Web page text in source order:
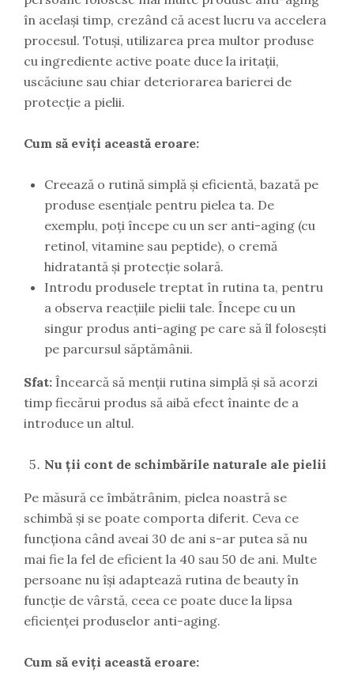
în același timp, crezând că acest lucru va accelera
procesul. Totuși, utilizarea prea multor produse
cu ingrediente active poate duce la iritații,
uscăciune sau chiar deteriorarea barierei de
protecție a pielii.
Cum să eviți această eroare:
Creează o rutină simplă și eficientă, bazată pe
produse esențiale pentru pielea ta. De
exemplu, poți începe cu un ser anti-aging (cu
retinol, vitamine sau peptide), o cremă
hidratantă și protecție solară.
Introdu produsele treptat în rutina ta, pentru
a observa reacțiile pielii tale. Începe cu un
singur produs anti-aging pe care să îl folosești
pe parcursul săptămânii.
Sfat: Încearcă să menții rutina simplă și să acorzi
timp fiecărui produs să aibă efect înainte de a
introduce un altul.
Nu ții cont de schimbările naturale ale pielii
Pe măsură ce îmbătrânim, pielea noastră se
schimbă și se poate comporta diferit. Ceva ce
funcționa când aveai 30 de ani s-ar putea să nu
mai fie la fel de eficient la 40 sau 50 de ani. Multe
persoane nu își adaptează rutina de beauty în
funcție de vârstă, ceea ce poate duce la lipsa
eficienței produselor anti-aging.
Cum să eviți această eroare: